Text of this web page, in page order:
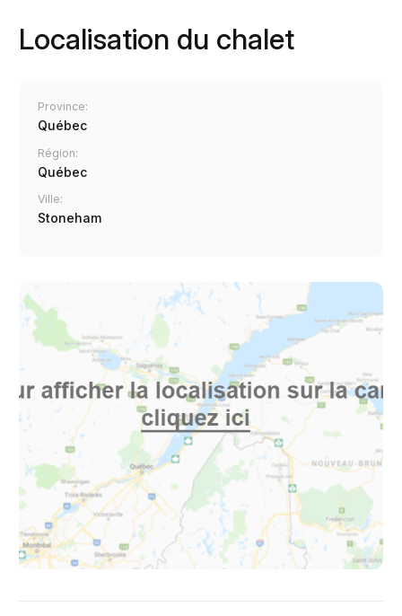
Localisation du chalet
Province:
Québec
Région:
Québec
Ville:
Stoneham